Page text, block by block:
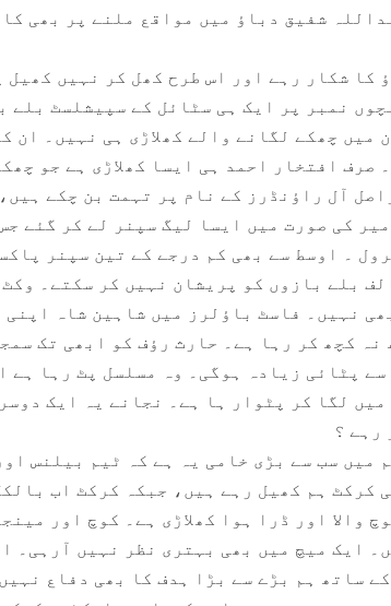
شفیق دباﺅ میں مواقع ملنے پر بھی
کا شکار رہے اور اس طرح کھل کر نہیں
نمبر پر ایک ہی سٹائل کے سپیشلسٹ بلے
میں چھکے لگانے والے کھلاڑی ہی نہیں۔ ان
صرف افتخار احمد ہی ایسا کھلاڑی ہے جو
آل راﺅنڈرز کے نام پر تہمت بن چکے
کی صورت میں ایسا لیگ سپنر لے کر گئے
۔ اوسط سے بھی کم درجے کے تین سپنر
بلے بازوں کو پریشان نہیں کر سکتے۔
نہیں۔ فاسٹ باﺅلرز میں شاہین شاہ اپنی
نہ کچھ کر رہا ہے۔ حارث رﺅف کو ابھی تک
سے پٹائی زیادہ ہوگی۔ وہ مسلسل پٹ رہا ہے
لگا کر پٹوار ہا ہے۔ نجانے یہ ایک
رہے ؟
میں سب سے بڑی خامی یہ ہے کہ ٹیم بیلنس
کرکٹ ہم کھیل رہے ہیں، جبکہ کرکٹ اب
والا اور ڈرا ہوا کھلاڑی ہے۔ کوچ اور
ایک میچ میں بھی بہتری نظر نہیں آرہی۔
ساتھ ہم بڑے سے بڑا ہدف کا بھی دفاع